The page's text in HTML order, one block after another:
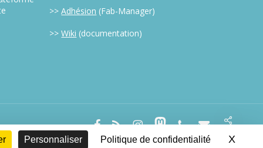
Personnaliser Politique de confidentialité X
Share
>>Adhésion (Fab-Manager)
>>Wiki (documentation)
facebook
RSS instagrammastodonphoneemail